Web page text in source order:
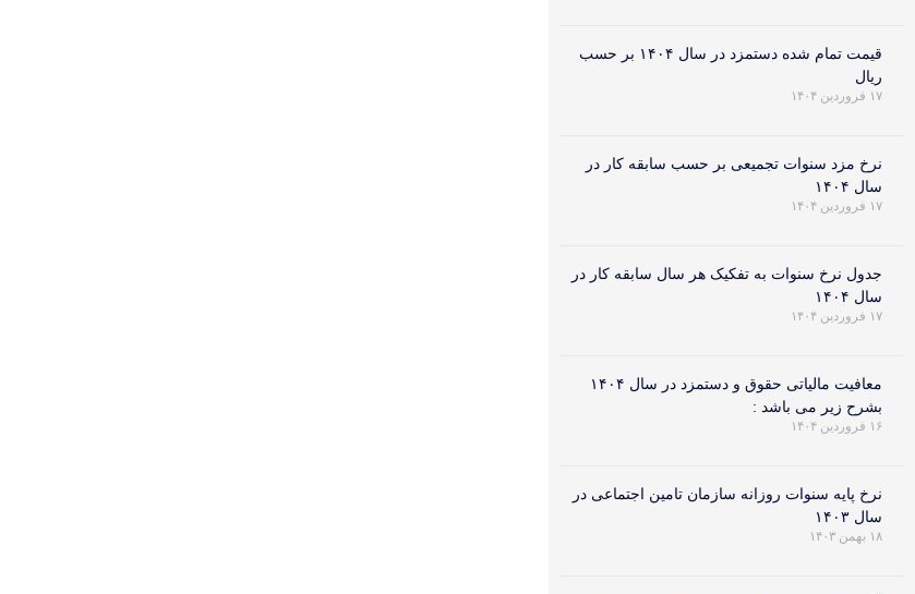
قیمت تمام شده دستمزد در سال ۱۴۰۴ بر حسب
ریال
۱۷ فروردین ۱۴۰۴
نرخ مزد سنوات تجمیعی بر حسب سابقه کار در
سال ۱۴۰۴
۱۷ فروردین ۱۴۰۴
جدول نرخ سنوات به تفکیک هر سال سابقه کار در
سال ۱۴۰۴
۱۷ فروردین ۱۴۰۴
معافیت مالیاتی حقوق و دستمزد در سال ۱۴۰۴
بشرح زیر می باشد :
۱۶ فروردین ۱۴۰۴
نرخ پایه سنوات روزانه سازمان تامین اجتماعی در
سال ۱۴۰۳
۱۸ بهمن ۱۴۰۳